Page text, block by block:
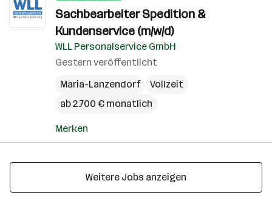
Sachbearbeiter Spedition &
Kundenservice (m/w/d)
WLL Personalservice GmbH
Gestern veröffentlicht
Maria-Lanzendorf
Vollzeit
ab 2.700 € monatlich
Merken
Weitere Jobs anzeigen